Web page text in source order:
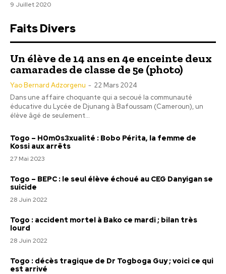
9 Juillet 2020
Faits Divers
Un élève de 14 ans en 4e enceinte deux
camarades de classe de 5e (photo)
Yao Bernard Adzorgenu - 22 Mars 2024
Dans une affaire choquante qui a secoué la communauté
éducative du Lycée de Djunang à Bafoussam (Cameroun), un
élève âgé de seulement...
Togo – H0m0s3xualité : Bobo Périta, la femme de
Kossi aux arrêts
27 Mai 2023
Togo – BEPC : le seul élève échoué au CEG Danyigan se
suicide
28 Juin 2022
Togo : accident mortel à Bako ce mardi ; bilan très
lourd
28 Juin 2022
Togo : décès tragique de Dr Togboga Guy ; voici ce qui
est arrivé